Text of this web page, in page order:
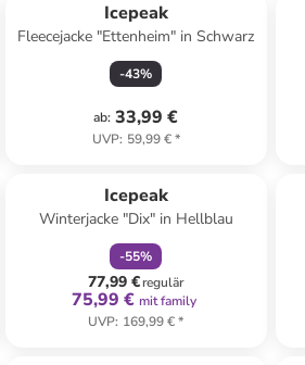
Icepeak
Fleecejacke "Ettenheim" in Schwarz
-43%
ab: 33,99 €
UVP: 59,99 €*
Icepeak
Winterjacke "Dix" in Hellblau
-55%
77,99 €regulär
75,99 € mit family
UVP: 169,99 €*